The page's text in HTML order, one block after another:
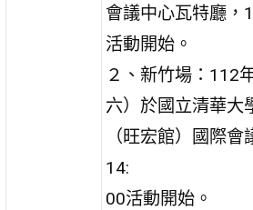
會議中心瓦特廳，
活動開始。
２、新竹場：112
六）於國立清華大
（旺宏館）國際
14:
00活動開始。